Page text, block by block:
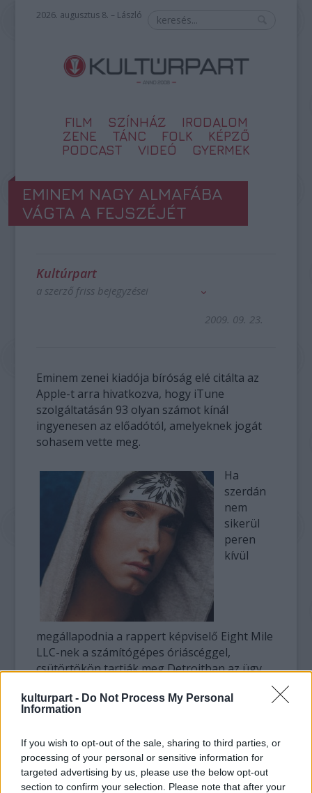
kulturpart - Do Not Process My Personal
Information
If you wish to opt-out of the sale, sharing to third parties, or
processing of your personal or sensitive information for
targeted advertising by us, please use the below opt-out
section to confirm your selection. Please note that after your
2026. augusztus 8. – László
FILM SZÍNHÁZ
IRODALOM
ZENE
TÁNC FOLK
KÉPZŐ
PODCAST
VIDEÓ GYERMEK
EMINEM NAGY ALMAFÁBA
VÁGTA A FEJSZÉJÉT
Kultúrpart
a szerző friss bejegyzései
2009. 09. 23.
Eminem zenei kiadója bíróság elé citálta az
Apple-t arra hivatkozva, hogy iTune
szolgáltatásán 93 olyan számot kínál
ingyenesen az előadótól, amelyeknek jogát
sohasem vette meg.
Ha
szerdán
nem
sikerül
peren
kívül
megállapodnia a rappert képviselő Eight Mile
LLC-nek a számítógépes óriáscéggel,
csütörtökön tartják meg Detroitban az ügy
Az Apple tagadta az ellene felhozott vádat,
Aftermath Recordsszal, amely a szóban forgó
szerzemények hanganyaga fölött
rendelkezik.